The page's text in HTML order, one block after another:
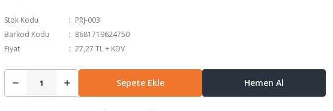
Stok Kodu
PRJ-003
Barkod Kodu
8681719624750
Fiyat
27,27 TL + KDV
Sepete Ekle Hemen Al